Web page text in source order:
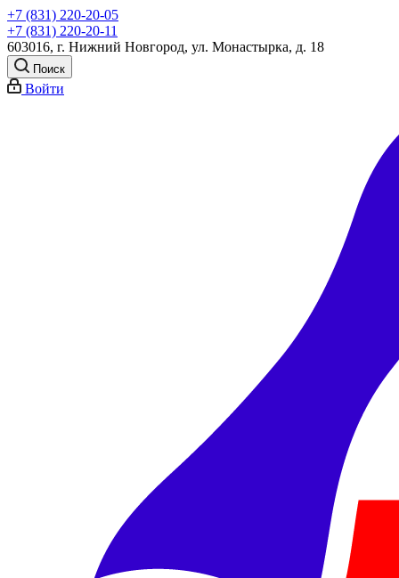
+7 (831) 220-20-05
+7 (831) 220-20-11
603016, г. Нижний Новгород, ул. Монастырка, д. 18
Поиск
Войти